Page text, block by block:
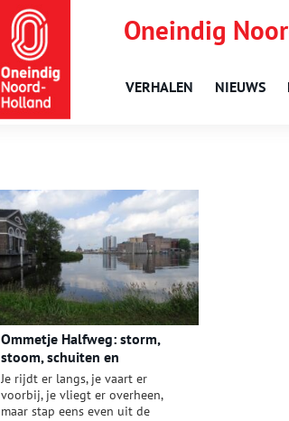
Oneindig
VERHALEN NIEUWS
Ommetje Halfweg: storm,
stoom, schuiten en
suikerbieten
Je rijdt er langs, je vaart er
voorbij, je vliegt er overheen,
maar stap eens even uit de